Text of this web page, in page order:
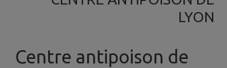
LYON
Centre antipoison de